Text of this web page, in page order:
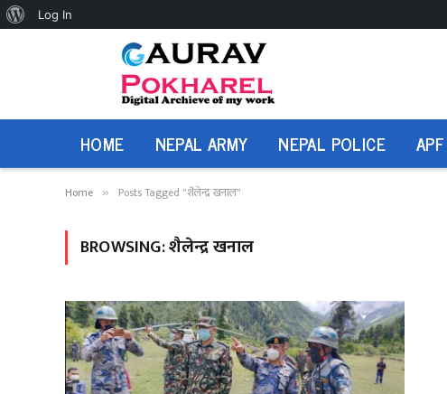
About
Log In
HOME NEPAL ARMY NEPAL POLICE APF
Home » Posts Tagged "शैलेन्द्र खनाल"
BROWSING:शैलेन्द्र खनाल